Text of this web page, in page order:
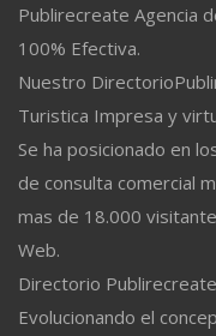
Publirecreate Agencia
100% Efectiva.
Nuestro
Turistica Impresa y
Se ha posicionado en
de consulta comercial
mas de 18.000
Web.
Directorio
Evolucionando el